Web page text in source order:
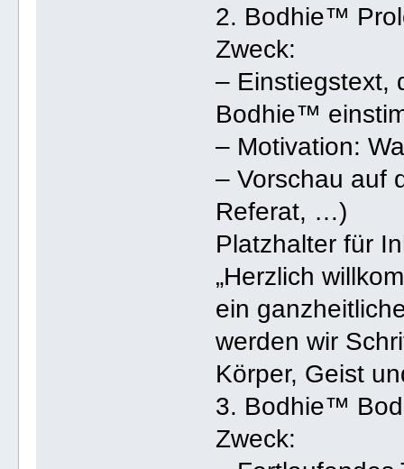
2. Bodhie™
Zweck:
– Einstiegstext,
Bodhie™
– Motivation:
– Vorschau auf
Referat, …)
Platzhalter für
„Herzlich
ein
werden wir
Körper, Geist
3. Bodhie™
Zweck: